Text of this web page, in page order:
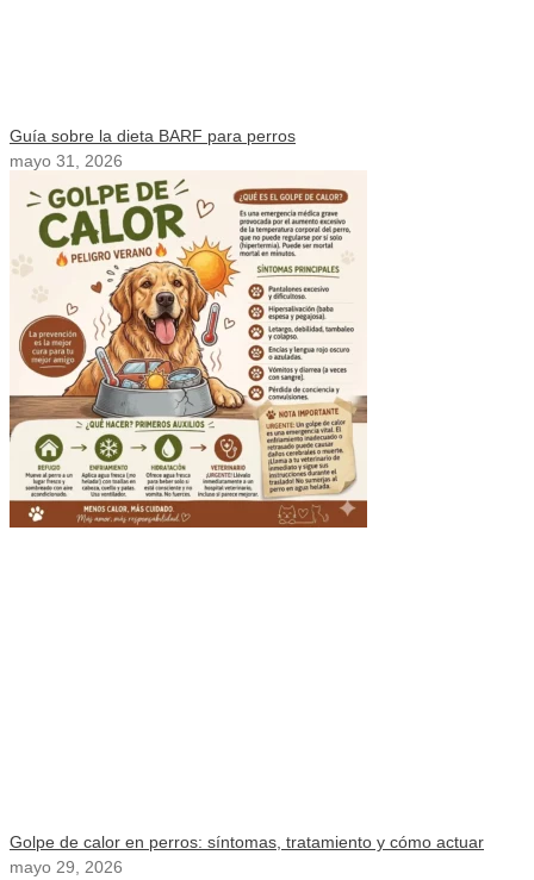
Guía sobre la dieta BARF para perros
mayo 31, 2026
Golpe de calor en perros: síntomas, tratamiento y cómo actuar
mayo 29, 2026